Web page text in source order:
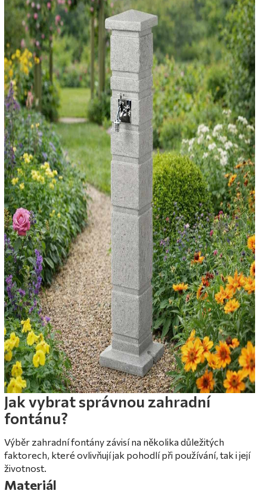
Jak vybrat správnou zahradní
fontánu?
Výběr zahradní fontány závisí na několika důležitých
faktorech, které ovlivňují jak pohodlí při používání, tak i její
životnost.
Materiál